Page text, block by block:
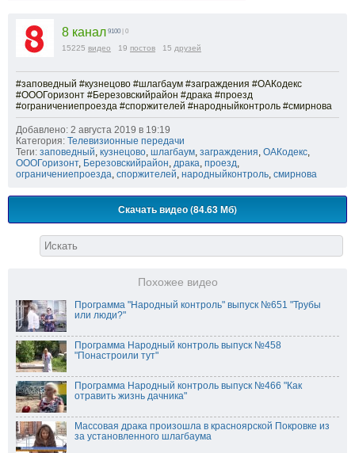
8 канал 9100 | 0
15225 видео 19 постов 15 друзей
#заповедный #кузнецово #шлагбаум #заграждения #ОАКодекс
#ОООГоризонт #Березовскийрайон #драка #проезд
#ограничениепроезда #споржителей #народныйконтроль #смирнова
Добавлено: 2 августа 2019 в 19:19
Категория: Телевизионные передачи
Теги: заповедный, кузнецово, шлагбаум, заграждения, ОАКодекс,
ОООГоризонт, Березовскийрайон, драка, проезд,
ограничениепроезда, споржителей, народныйконтроль, смирнова
Скачать видео (84.63 Мб)
Похожее видео
Программа "Народный контроль" выпуск №651 "Трубы
или люди?"
Программа Народный контроль выпуск №458
"Понастроили тут"
Программа Народный контроль выпуск №466 "Как
отравить жизнь дачника"
Массовая драка произошла в красноярской Покровке из
за установленного шлагбаума